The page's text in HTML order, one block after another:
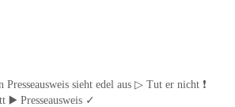
sieht edel aus ▷ Tut er nicht ❗
▶️ Presseausweis ✓